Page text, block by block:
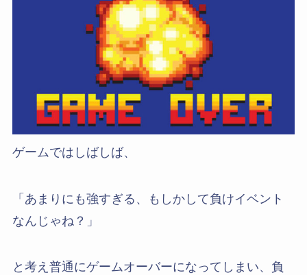
ゲームではしばしば、
「あまりにも強すぎる、もしかして負けイベント
なんじゃね？」
と考え普通にゲームオーバーになってしまい、負